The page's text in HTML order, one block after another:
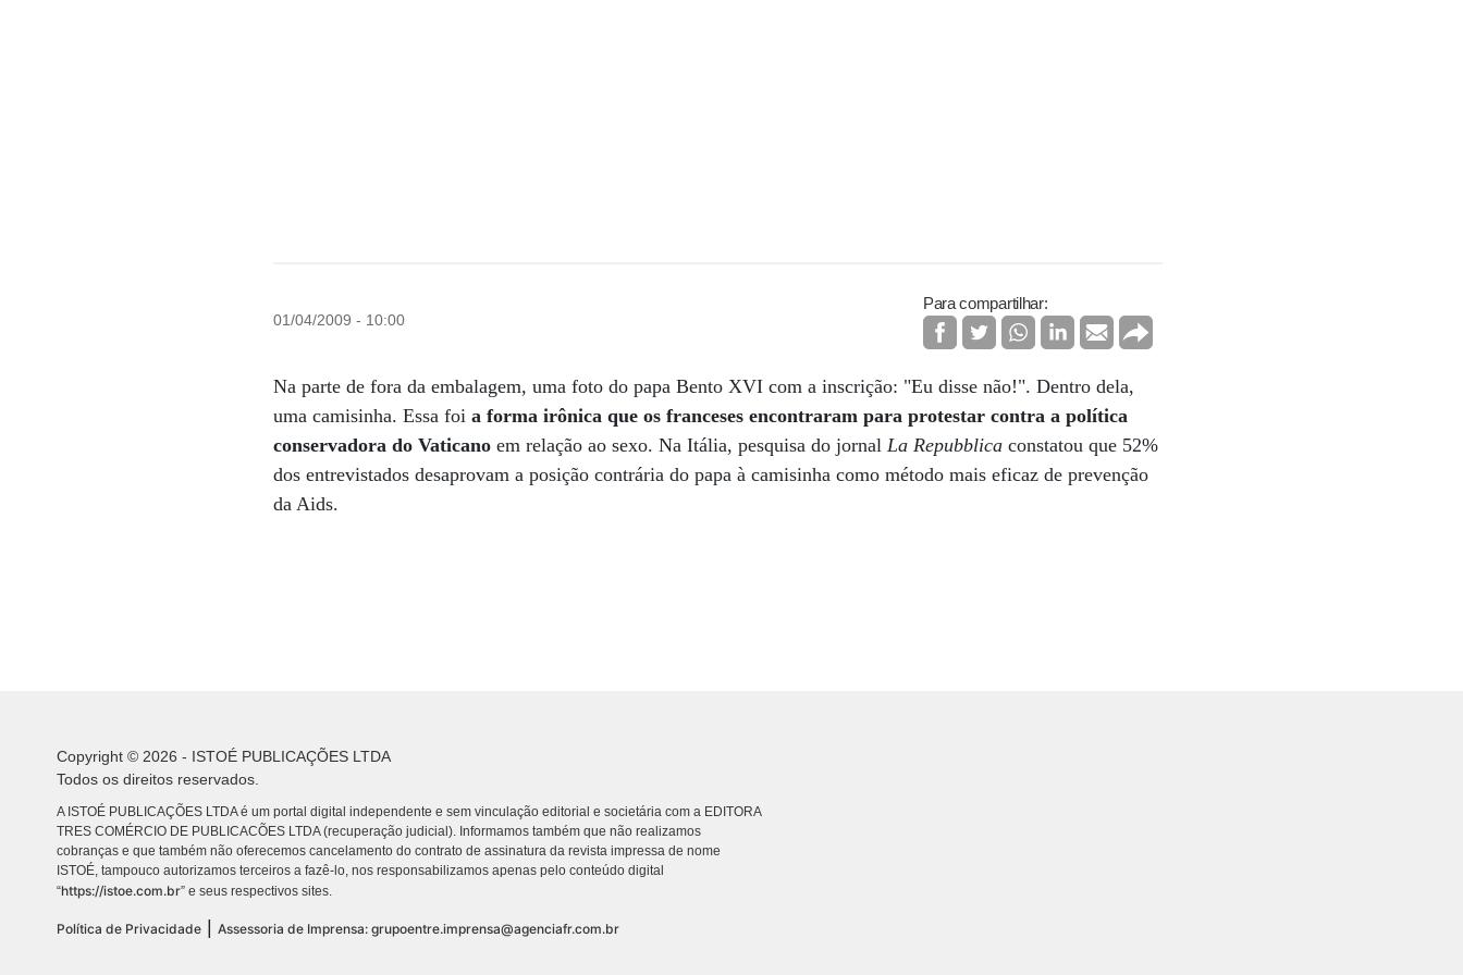
01/04/2009 - 10:00
Para compartilhar:
Na parte de fora da embalagem, uma foto do papa Bento XVI com a inscrição: "Eu disse não!". Dentro dela,
uma camisinha. Essa foia forma irônica que os franceses encontraram para protestar contra a política
conservadora do Vaticano em relação ao sexo. Na Itália, pesquisa do jornalLa Repubblica constatou que 52%
dos entrevistados desaprovam a posição contrária do papa à camisinha como método mais eficaz de prevenção
da Aids.
Copyright © 2026 - ISTOÉ PUBLICAÇÕES LTDA
Todos os direitos reservados.
A ISTOÉ PUBLICAÇÕES LTDA é um portal digital independente e sem vinculação editorial e societária com a EDITORA
TRES COMÉRCIO DE PUBLICACÕES LTDA (recuperação judicial). Informamos também que não realizamos
cobranças e que também não oferecemos cancelamento do contrato de assinatura da revista impressa de nome
ISTOÉ, tampouco autorizamos terceiros a fazê-lo, nos responsabilizamos apenas pelo conteúdo digital
“https://istoe.com.br” e seus respectivos sites.
Política de Privacidade Assessoria de Imprensa: grupoentre.imprensa@agenciafr.com.br